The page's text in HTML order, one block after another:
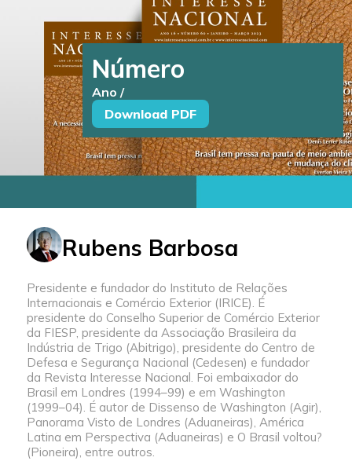
Número
Ano /
Download PDF
Rubens Barbosa
Presidente e fundador do Instituto de Relações
Internacionais e Comércio Exterior (IRICE). É
presidente do Conselho Superior de Comércio Exterior
da FIESP, presidente da Associação Brasileira da
Indústria de Trigo (Abitrigo), presidente do Centro de
Defesa e Segurança Nacional (Cedesen) e fundador
da Revista Interesse Nacional. Foi embaixador do
Brasil em Londres (1994–99) e em Washington
(1999–04). É autor de Dissenso de Washington (Agir),
Panorama Visto de Londres (Aduaneiras), América
Latina em Perspectiva (Aduaneiras) e O Brasil voltou?
(Pioneira), entre outros.